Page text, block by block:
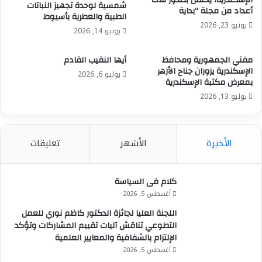
ونظام مراقبة كاميرات ونظام صوتيات ) وكذلك أنظمة
التهوية وشفط الروائح ومولد احتياطي للكهرباء وكذلك
ووجهت الدكتورة منال عوض بضرورة العمل على سرعة
تسليم باقى المجازر الحكومية المستهدف تطويرها ورفع
كفاءتها في مختلف المحافظات لتدخل الخدمة مع اقتراب
استقبال عيد الأضحى المبارك وتجهيز المجازر الحكومية
للعمل بكامل طاقتها وتقديم خدمات آمنة وصحية للمواطنين
في منظومة الذبح وتطبيق أعلى معايير السلامة الصحية
أعداد من مجلة “بداية
يونيو 23, 2026
شمسية لوحدة تجهيز النباتات
الطبية والعطرية بأسيوط
يونيو 14, 2026
مفتي الجمهورية ومحافظ
الإسكندرية يزوران جناح الأزهر
بمعرض مكتبة الإسكندرية
يوليو 13, 2026
أيها النقيب القادم
يوليو 6, 2026
الأخيرة الأشهر تعليقات
كلام فى السياسة
أغسطس 5, 2026
اللجنة العليا لجائزة الدكتور كاظم نوري للعمل
التطوعي تناقش آليات تقييم المشاركات وتؤكد
الإلتزام بالشفافية والمعايير العلمية
أغسطس 5, 2026